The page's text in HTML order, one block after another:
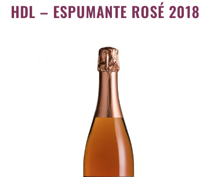
HDL – ESPUMANTE ROSÉ 2018